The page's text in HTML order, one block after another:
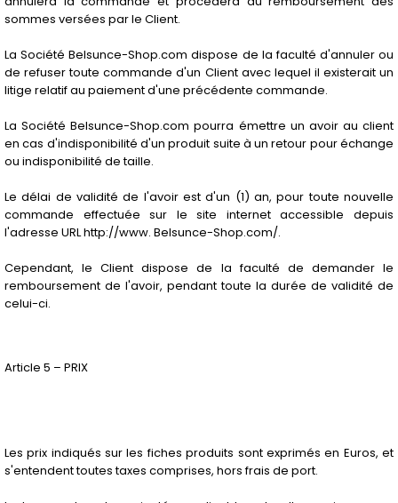
sommes versées par le Client.
La Société Belsunce-Shop.com dispose de la faculté d'annuler ou
de refuser toute commande d'un Client avec lequel il existerait un
litige relatif au paiement d'une précédente commande.
La Société Belsunce-Shop.com pourra émettre un avoir au client
en cas d'indisponibilité d'un produit suite à un retour pour échange
ou indisponibilité de taille.
Le délai de validité de l'avoir est d'un (1) an, pour toute nouvelle
commande effectuée sur le site internet accessible depuis
l'adresse URL http://www. Belsunce-Shop.com/.
Cependant, le Client dispose de la faculté de demander le
remboursement de l'avoir, pendant toute la durée de validité de
celui-ci.
Article 5 – PRIX
Les prix indiqués sur les fiches produits sont exprimés en Euros, et
s'entendent toutes taxes comprises, hors frais de port.